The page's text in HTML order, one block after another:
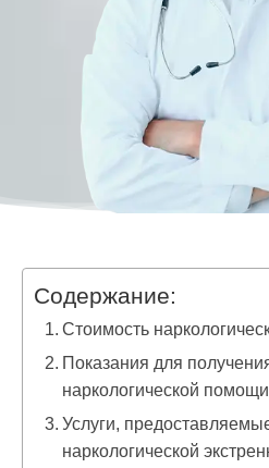
Содержание:
Стоимость
Показания для
наркологической помощи
Услуги,
наркологической